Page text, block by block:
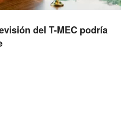
del T-MEC podría